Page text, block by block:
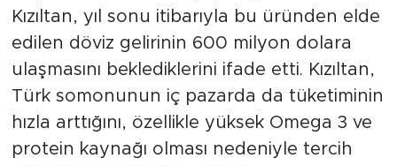
Kızıltan, yıl sonu itibarıyla bu üründen elde
edilen döviz gelirinin 600 milyon dolara
ulaşmasını beklediklerini ifade etti. Kızıltan,
Türk somonunun iç pazarda da tüketiminin
hızla arttığını, özellikle yüksek Omega 3 ve
protein kaynağı olması nedeniyle tercih